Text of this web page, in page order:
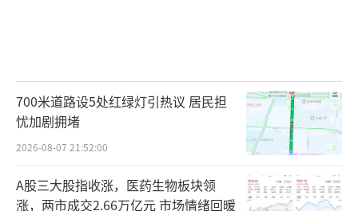
700米道路设5处红绿灯引热议 居民担
忧加剧拥堵
2026-08-07 21:52:00
A股三大股指收涨，医药生物板块领
涨，两市成交2.66万亿元 市场情绪回暖